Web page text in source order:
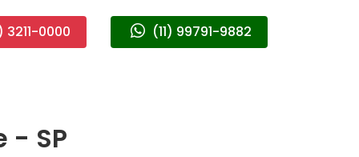
3211-0000 (11) 99791-9882
- SP